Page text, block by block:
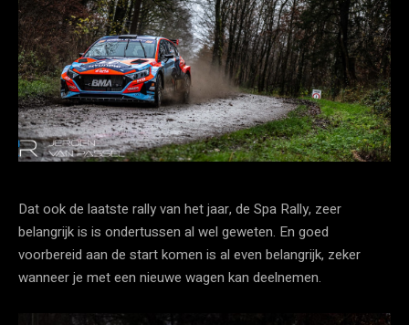
Dat ook de laatste rally van het jaar, de Spa Rally, zeer
belangrijk is is ondertussen al wel geweten. En goed
voorbereid aan de start komen is al even belangrijk, zeker
wanneer je met een nieuwe wagen kan deelnemen.